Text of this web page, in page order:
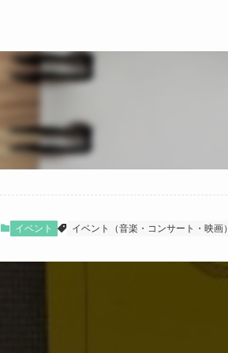
イベント イベント（音楽・コンサート・映画）